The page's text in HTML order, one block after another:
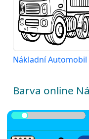
Nákladní Automobil
Barva online